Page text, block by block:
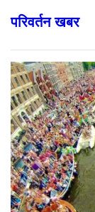
परिवर्तन खबर